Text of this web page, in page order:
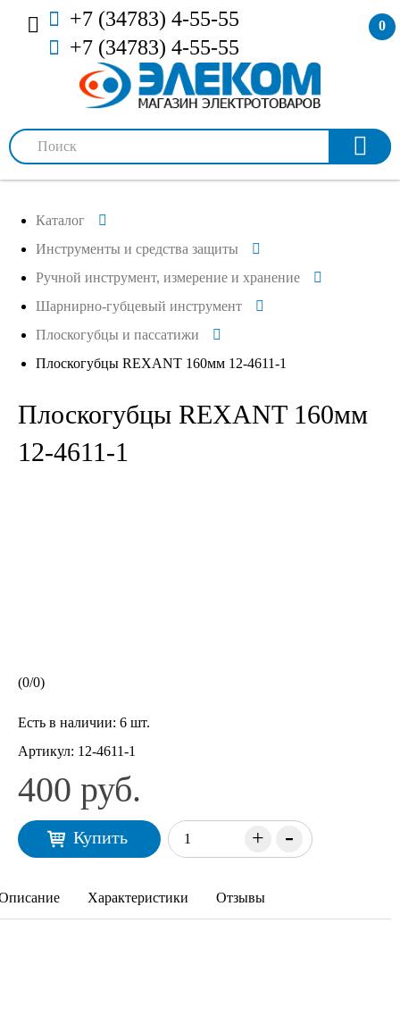
+7 (34783) 4-55-55
+7 (34783) 4-55-55
0
Каталог
Инструменты и средства защиты
Ручной инструмент, измерение и хранение
Шарнирно-губцевый инструмент
Плоскогубцы и пассатижи
Плоскогубцы REXANT 160мм 12-4611-1
Плоскогубцы REXANT 160мм
12-4611-1
(0/0)
Есть в наличии: 6 шт.
Артикул: 12-4611-1
400 руб.
+ -
Купить
Характеристики Отзывы